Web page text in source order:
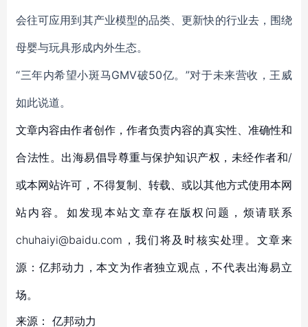
会往可应用到其产业模型的品类、更新快的行业去，围绕
母婴与玩具形成内外生态。
“三年内希望小斑马GMV破50亿。”对于未来营收，王威
如此说道。
文章内容由作者创作，作者负责内容的真实性、准确性和
合法性。出海易倡导尊重与保护知识产权，未经作者和/
或本网站许可，不得复制、转载、或以其他方式使用本网
站内容。如发现本站文章存在版权问题，烦请联系
chuhaiyi@baidu.com，我们将及时核实处理。文章来
源：亿邦动力，本文为作者独立观点，不代表出海易立
场。
来源： 亿邦动力